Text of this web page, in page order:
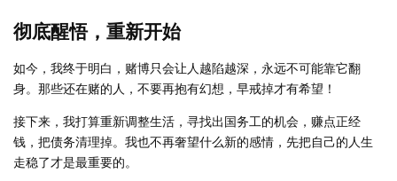
彻底醒悟，重新开始
如今，我终于明白，赌博只会让人越陷越深，永远不可能靠它翻
身。那些还在赌的人，不要再抱有幻想，早戒掉才有希望！
接下来，我打算重新调整生活，寻找出国务工的机会，赚点正经
钱，把债务清理掉。我也不再奢望什么新的感情，先把自己的人生
走稳了才是最重要的。